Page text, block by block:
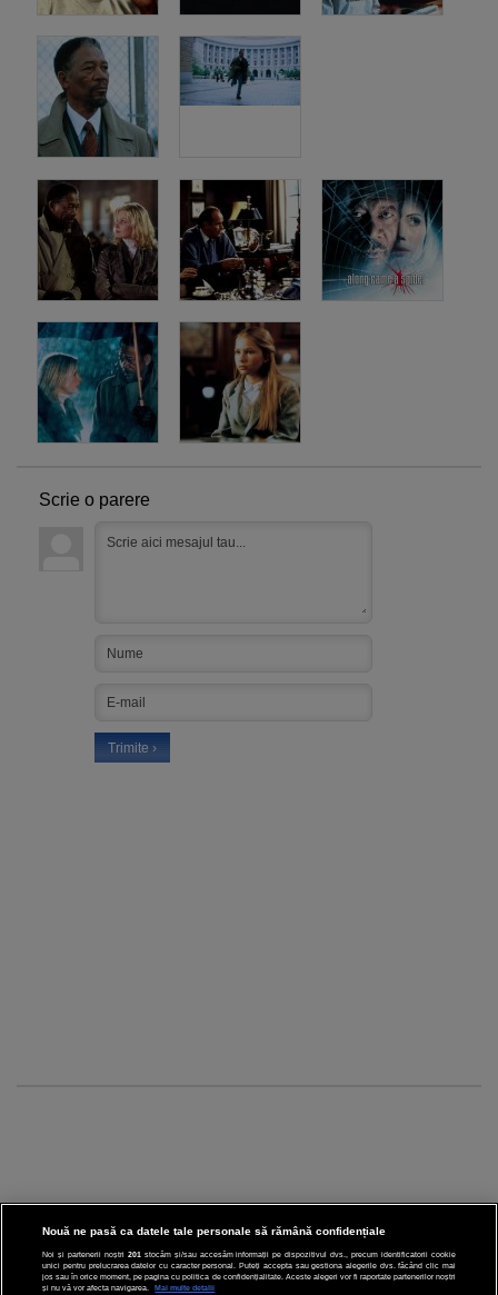
Scrie o parere
CINEMA
Nouă ne pasă ca datele tale personale să rămână confidențiale
Noi și partenerii noștri 201 stocăm și/sau accesăm informații pe dispozitivul dvs., precum identificatorii cookie
unici pentru prelucrarea datelor cu caracter personal. Puteți accepta sau gestiona alegerile dvs. făcând clic mai
jos sau în orice moment, pe pagina cu politica de confidențialitate. Aceste alegeri vor fi raportate partenerilor noștri
și nu vă vor afecta navigarea.
Mai multe detalii